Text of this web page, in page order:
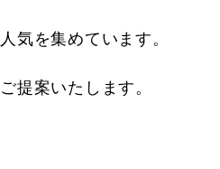
気を集めています。
提案いたします。